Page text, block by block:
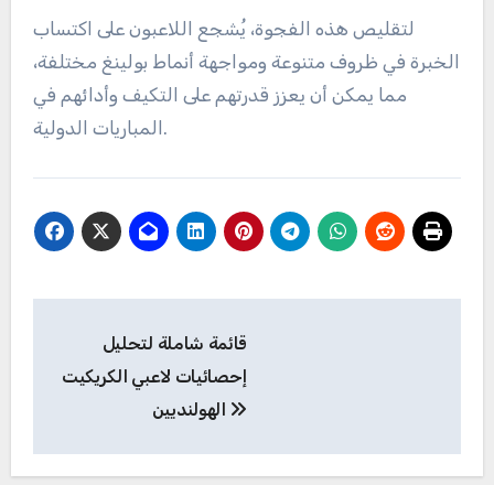
لتقليص هذه الفجوة، يُشجع اللاعبون على اكتساب
الخبرة في ظروف متنوعة ومواجهة أنماط بولينغ مختلفة،
مما يمكن أن يعزز قدرتهم على التكيف وأدائهم في
المباريات الدولية.
navigation
قائمة شاملة لتحليل
إحصائيات لاعبي الكريكيت